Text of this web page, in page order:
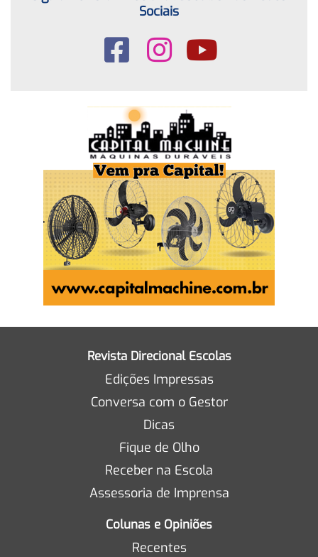
Sociais
Revista Direcional Escolas
Edições Impressas
Conversa com o Gestor
Dicas
Fique de Olho
Receber na Escola
Assessoria de Imprensa
Colunas e Opiniões
Recentes